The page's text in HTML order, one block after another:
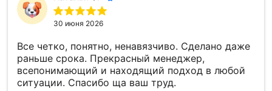
хорошо, на совесть! Отдельную благодарность
хочу выразить менеджеру Елене, невероятная
Большое спасибо!
30 июня 2026
Все четко, понятно, ненавязчиво. Сделано даже
раньше срока. Прекрасный менеджер,
всепонимающий и находящий подход в любой
ситуации. Спасибо ща ваш труд.